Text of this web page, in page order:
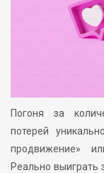
Погоня за
потерей
продвижение»
Реально выиграть